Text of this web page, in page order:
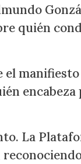
quién
el
La